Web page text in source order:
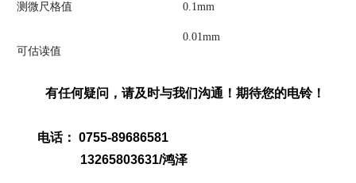
测微尺格值 0.1mm
可估读值
0.01mm
有任何疑问，请及时与我们沟通！期待您的电铃！
电话： 0755-89686581
13265803631/鸿泽